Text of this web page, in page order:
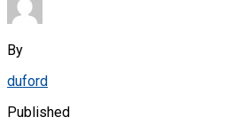
By
duford
Published